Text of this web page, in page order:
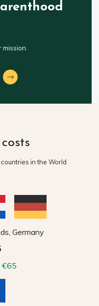
mission.
in the World
Germany
€65